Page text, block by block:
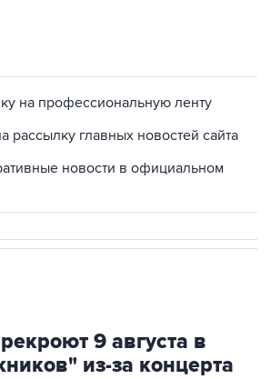
на профессиональную ленту
рассылку главных новостей сайта
новости в официальном
9 августа в
из-за концерта